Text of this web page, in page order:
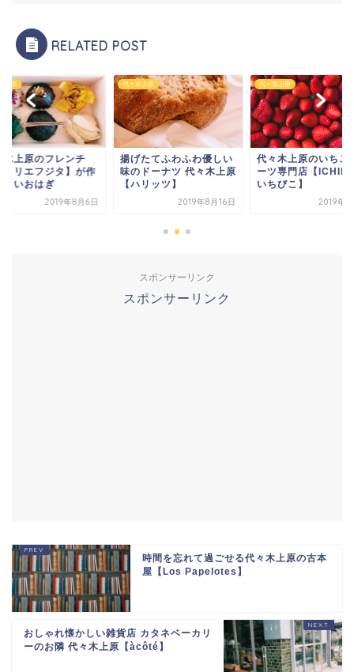
RELATED POST
上原
木上原のフレンチ
トリエフジタ】が作
しいおはぎ
2019年8月6日
代々木上原
揚げたてふわふわ優しい
味のドーナツ 代々木上原
【ハリッツ】
2019年8月16日
代々木上原
代々木上原のいちご
ーツ専門店【
いちびこ】
2019年8
スポンサーリンク
スポンサーリンク
時間を忘れて過ごせる代々木上原の古本
屋【Los Papelotes】
おしゃれ懐かしい雑貨店 カタネベーカリ
ーのお隣 代々木上原【àcôté】